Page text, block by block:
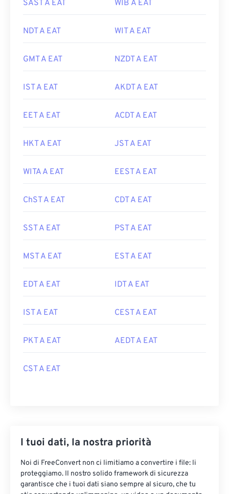
SAST A EAT WIB A EAT
NDT A EAT WIT A EAT
GMT A EAT NZDT A EAT
IST A EAT AKDT A EAT
EET A EAT ACDT A EAT
HKT A EAT JST A EAT
WITA A EAT EEST A EAT
ChST A EAT CDT A EAT
SST A EAT PST A EAT
MST A EAT EST A EAT
EDT A EAT IDT A EAT
IST A EAT CEST A EAT
PKT A EAT AEDT A EAT
CST A EAT
I tuoi dati, la nostra priorità
Noi di FreeConvert non ci limitiamo a convertire i file: li
proteggiamo. Il nostro solido framework di sicurezza
garantisce che i tuoi dati siano sempre al sicuro, che tu